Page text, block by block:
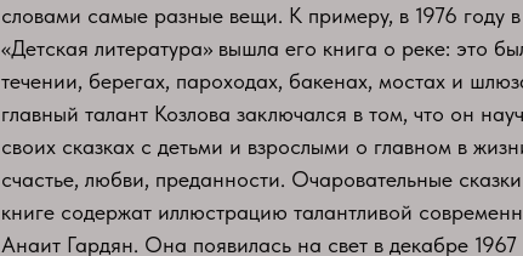
словами самые разные вещи. К примеру, в 1976 году в
«Детская литература» вышла его книга о реке: это
течении, берегах, пароходах, бакенах, мостах и
главный талант Козлова заключался в том, что он
своих сказках с детьми и взрослыми о главном в
счастье, любви, преданности. Очаровательные
книге содержат иллюстрацию талантливой
Анаит Гардян. Она появилась на свет в декабре